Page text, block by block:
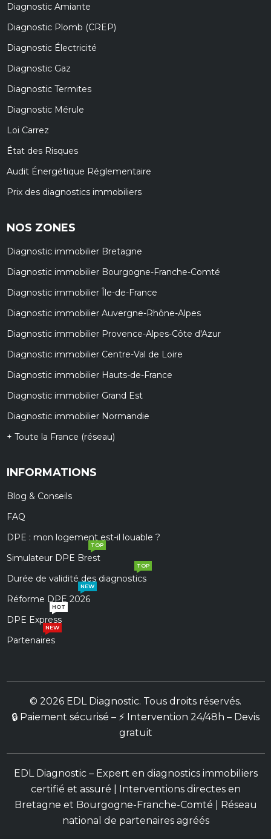
Diagnostic Amiante
Diagnostic Plomb (CREP)
Diagnostic Électricité
Diagnostic Gaz
Diagnostic Termites
Diagnostic Mérule
Loi Carrez
État des Risques
Audit Énergétique Réglementaire
Prix des diagnostics immobiliers
NOS ZONES
Diagnostic immobilier Bretagne
Diagnostic immobilier Bourgogne-Franche-Comté
Diagnostic immobilier Île-de-France
Diagnostic immobilier Auvergne-Rhône-Alpes
Diagnostic immobilier Provence-Alpes-Côte d'Azur
Diagnostic immobilier Centre-Val de Loire
Diagnostic immobilier Hauts-de-France
Diagnostic immobilier Grand Est
Diagnostic immobilier Normandie
+ Toute la France (réseau)
INFORMATIONS
Blog & Conseils
FAQ
DPE : mon logement est-il louable ?
Simulateur DPE Brest
TOP
Durée de validité des diagnostics
TOP
Réforme DPE 2026
NEW
DPE Express
HOT
Partenaires
NEW
© 2026 EDL Diagnostic. Tous droits réservés.
🔒 Paiement sécurisé – ⚡ Intervention 24/48h – Devis
gratuit
EDL Diagnostic – Expert en diagnostics immobiliers
certifié et assuré | Interventions directes en
Bretagne et Bourgogne-Franche-Comté | Réseau
national de partenaires agréés